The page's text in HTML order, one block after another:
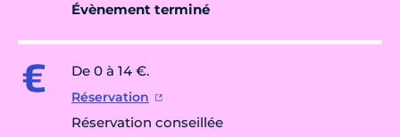
Évènement terminé
De 0 à 14 €.
Réservation
Réservation conseillée